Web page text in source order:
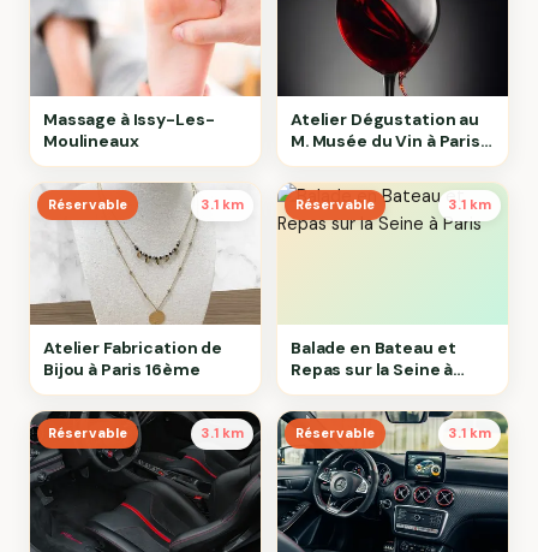
Massage à Issy-Les-
Moulineaux
Atelier Dégustation au
M. Musée du Vin à Paris
16ème
Réservable 3.1 km
Atelier Fabrication de
Bijou à Paris 16ème
Réservable 3.1 km
Balade en Bateau et
Repas sur la Seine à
Paris
Réservable 3.1 km Réservable 3.1 km